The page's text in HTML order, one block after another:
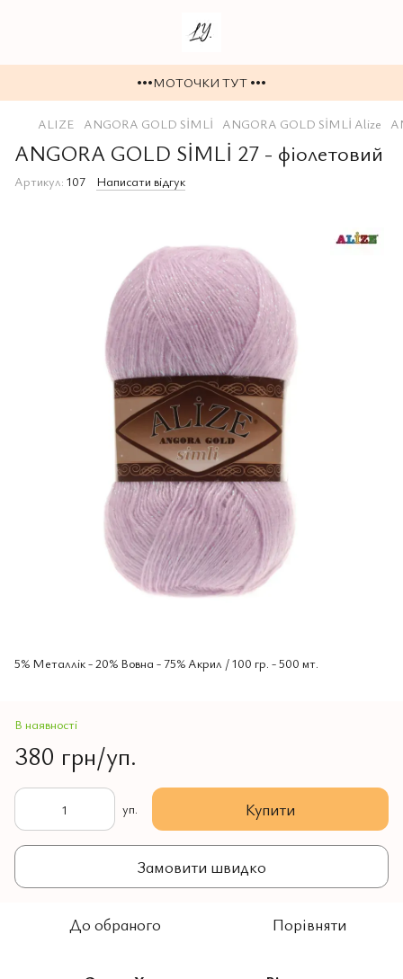
•••МОТОЧКИ ТУТ •••
ALIZE ANGORA GOLD SİMLİ ANGORA GOLD SİMLİ Alize
ANGORA GOLD SİMLİ 27 - фіолетовий
Артикул: 107 Написати відгук
5% Mеталлік - 20% Вовна - 75% Aкрил / 100 гр. - 500 мт.
В наявності
380 грн/уп.
уп. Купити
Замовити швидко
До обраного Порівняти